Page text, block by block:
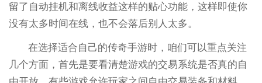
留了自动挂机和离线收益这样的贴心功能，这样即使你
没有太多时间在线，也不会落后别人太多。
在选择适合自己的传奇手游时，咱们可以重点关注
几个方面，首先是要看清楚游戏的交易系统是否真的自